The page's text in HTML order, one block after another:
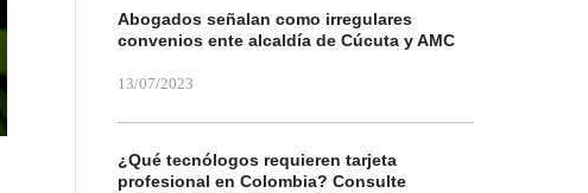
Abogados señalan como irregulares
convenios ente alcaldía de Cúcuta y AMC
13/07/2023
¿Qué tecnólogos requieren tarjeta
profesional en Colombia? Consulte